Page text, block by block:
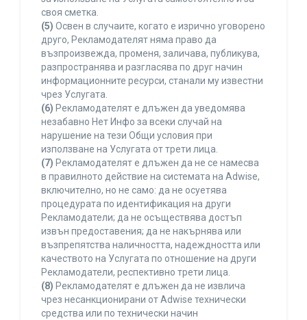
своя сметка.
(5) Освен в случаите, когато е изрично уговорено
друго, Рекламодателят няма право да
възпроизвежда, променя, заличава, публикува,
разпространява и разгласява по друг начин
информационните ресурси, станали му известни
чрез Услугата.
(6) Рекламодателят е длъжен да уведомява
незабавно Нет Инфо за всеки случай на
нарушение на тези Общи условия при
използване на Услугата от трети лица.
(7) Рекламодателят е длъжен да не се намесва
в правилното действие на системата на Adwise,
включително, но не само: да не осуетява
процедурата по идентификация на други
Рекламодатели; да не осъществява достъп
извън предоставения; да не накърнява или
възпрепятства наличността, надеждността или
качеството на Услугата по отношение на други
Рекламодатели, респективно трети лица.
(8) Рекламодателят е длъжен да не извлича
чрез несанкционирани от Adwise технически
средства или по технически начин